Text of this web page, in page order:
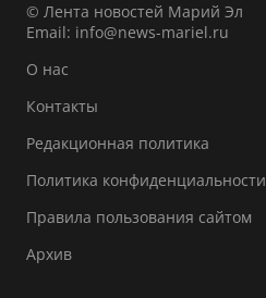
© Лента новостей Марий Эл
Email: info@news-mariel.ru
О нас
Контакты
Редакционная политика
Политика конфиденциальности
Правила пользования сайтом
Архив